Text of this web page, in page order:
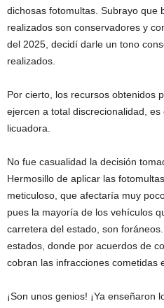
dichosas fotomultas. Subrayo que
realizados son conservadores y
del 2025, decidí darle un tono
realizados.
Por cierto, los recursos obtenidos
ejercen a total discrecionalidad,
licuadora.
No fue casualidad la decisión
Hermosillo de aplicar las
meticuloso, que afectaría muy
pues la mayoría de los vehículos
carretera del estado, son
estados, donde por acuerdos de
cobran las infracciones cometidas
¡Son unos genios! ¡Ya enseñaron